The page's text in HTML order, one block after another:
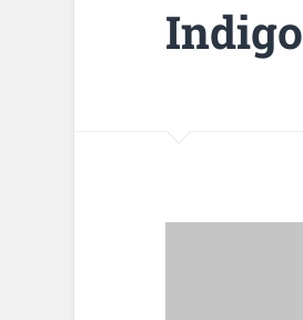
Indigo